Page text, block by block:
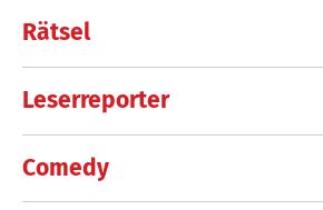
Rätsel
Leserreporter
Comedy